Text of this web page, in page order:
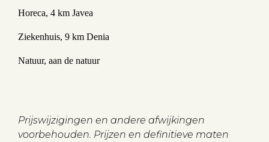
Horeca, 4 km Javea
Ziekenhuis, 9 km Denia
Natuur, aan de natuur
Prijswijzigingen en andere afwijkingen
voorbehouden. Prijzen en definitieve maten